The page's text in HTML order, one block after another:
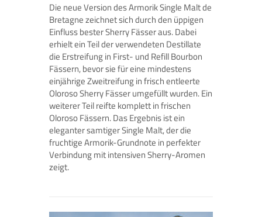
Die neue Version des Armorik Single Malt de
Bretagne zeichnet sich durch den üppigen
Einfluss bester Sherry Fässer aus. Dabei
erhielt ein Teil der verwendeten Destillate
die Erstreifung in First- und Refill Bourbon
Fässern, bevor sie für eine mindestens
einjährige Zweitreifung in frisch entleerte
Oloroso Sherry Fässer umgefüllt wurden. Ein
weiterer Teil reifte komplett in frischen
Oloroso Fässern. Das Ergebnis ist ein
eleganter samtiger Single Malt, der die
fruchtige Armorik-Grundnote in perfekter
Verbindung mit intensiven Sherry-Aromen
zeigt.